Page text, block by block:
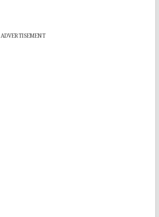
ADVERTISEMENT